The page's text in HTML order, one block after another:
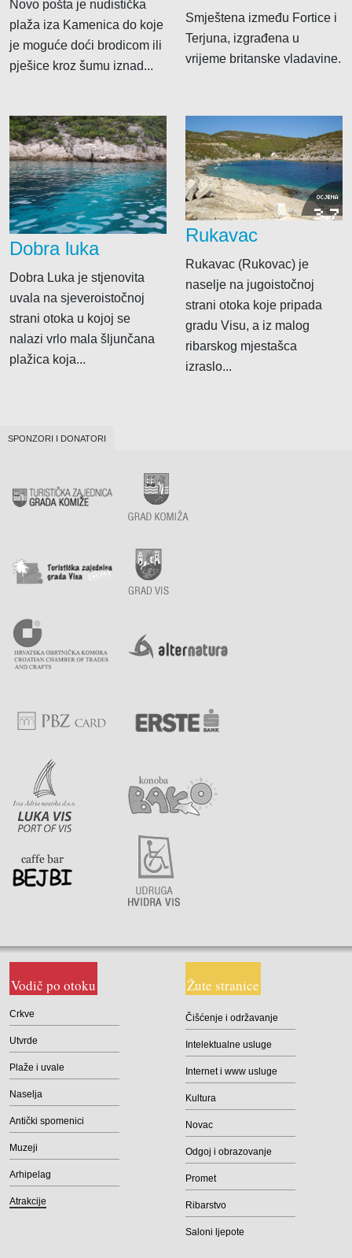
Novo pošta je nudistička
plaža iza Kamenica do koje
je moguće doći brodicom ili
pješice kroz šumu iznad...
Smještena između Fortice i
Terjuna, izgrađena u
vrijeme britanske vladavine.
Dobra luka
Dobra Luka je stjenovita
uvala na sjeveroistočnoj
strani otoka u kojoj se
nalazi vrlo mala šljunčana
plažica koja...
OCJENA
3.7
Rukavac
Rukavac (Rukovac) je
naselje na jugoistočnoj
strani otoka koje pripada
gradu Visu, a iz malog
ribarskog mjestašca
izraslo...
SPONZORI I DONATORI
Vodič po otoku
Crkve
Utvrde
Plaže i uvale
Naselja
Antički spomenici
Muzeji
Arhipelag
Atrakcije
Žute stranice
Čišćenje i održavanje
Intelektualne usluge
Internet i www usluge
Kultura
Novac
Odgoj i obrazovanje
Promet
Ribarstvo
Saloni ljepote